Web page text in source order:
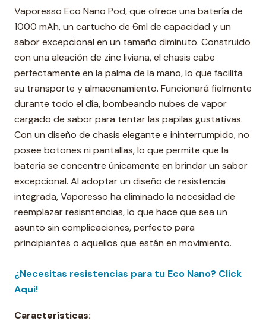
Vaporesso Eco Nano Pod, que ofrece una batería de
1000 mAh, un cartucho de 6ml de capacidad y un
sabor excepcional en un tamaño diminuto. Construido
con una aleación de zinc liviana, el chasis cabe
perfectamente en la palma de la mano, lo que facilita
su transporte y almacenamiento. Funcionará fielmente
durante todo el día, bombeando nubes de vapor
cargado de sabor para tentar las papilas gustativas.
Con un diseño de chasis elegante e ininterrumpido, no
posee botones ni pantallas, lo que permite que la
batería se concentre únicamente en brindar un sabor
excepcional. Al adoptar un diseño de resistencia
integrada, Vaporesso ha eliminado la necesidad de
reemplazar resisntencias, lo que hace que sea un
asunto sin complicaciones, perfecto para
principiantes o aquellos que están en movimiento.
¿Necesitas resistencias para tu Eco Nano? Click
Aqui!
Características: